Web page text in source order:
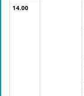
14.00